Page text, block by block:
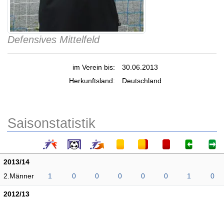
Defensives Mittelfeld
im Verein bis:
30.06.2013
Herkunftsland:
Deutschland
Saisonstatistik
2013/14
2.Männer
1 0 0 0 0 0 1 0
2012/13